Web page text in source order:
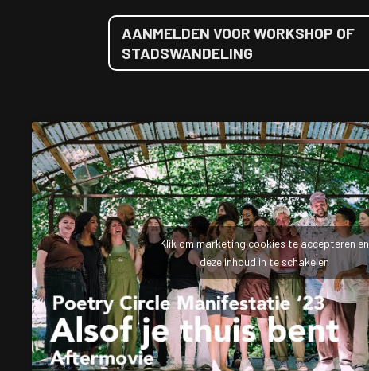
AANMELDEN VOOR WORKSHOP OF
STADSWANDELING
Klik om marketing cookies te accepteren en
deze inhoud in te schakelen